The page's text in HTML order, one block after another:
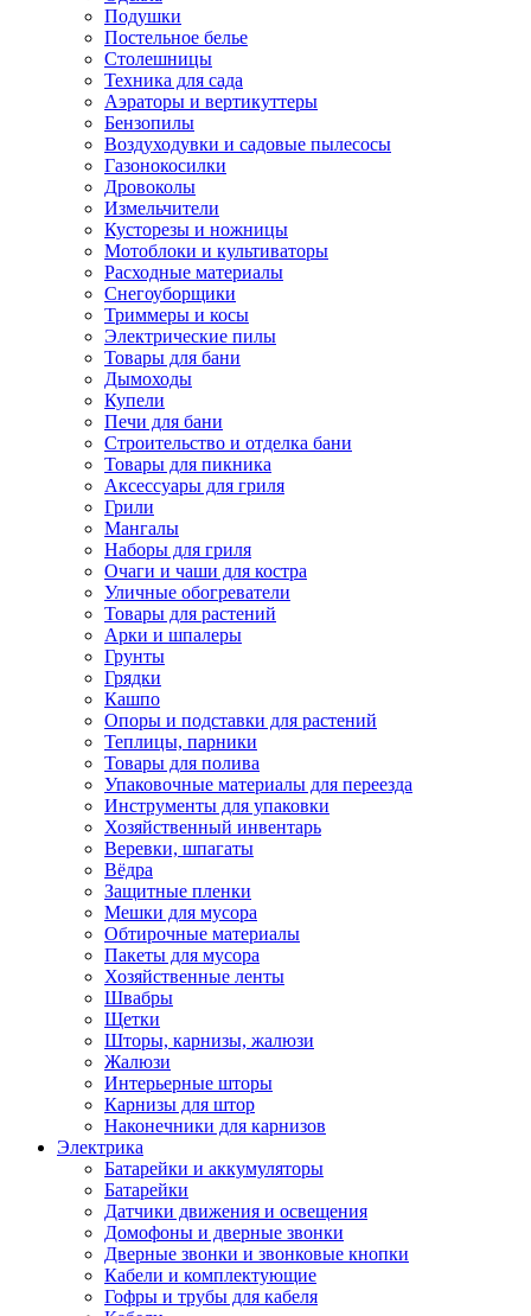
Подушки
Постельное белье
Столешницы
Техника для сада
Аэраторы и вертикуттеры
Бензопилы
Воздуходувки и садовые пылесосы
Газонокосилки
Дровоколы
Измельчители
Кусторезы и ножницы
Мотоблоки и культиваторы
Расходные материалы
Снегоуборщики
Триммеры и косы
Электрические пилы
Товары для бани
Дымоходы
Купели
Печи для бани
Строительство и отделка бани
Товары для пикника
Аксессуары для гриля
Грили
Мангалы
Наборы для гриля
Очаги и чаши для костра
Уличные обогреватели
Товары для растений
Арки и шпалеры
Грунты
Грядки
Кашпо
Опоры и подставки для растений
Теплицы, парники
Товары для полива
Упаковочные материалы для переезда
Инструменты для упаковки
Хозяйственный инвентарь
Веревки, шпагаты
Вёдра
Защитные пленки
Мешки для мусора
Обтирочные материалы
Пакеты для мусора
Хозяйственные ленты
Швабры
Щетки
Шторы, карнизы, жалюзи
Жалюзи
Интерьерные шторы
Карнизы для штор
Наконечники для карнизов
Электрика
Батарейки и аккумуляторы
Батарейки
Датчики движения и освещения
Домофоны и дверные звонки
Дверные звонки и звонковые кнопки
Кабели и комплектующие
Гофры и трубы для кабеля